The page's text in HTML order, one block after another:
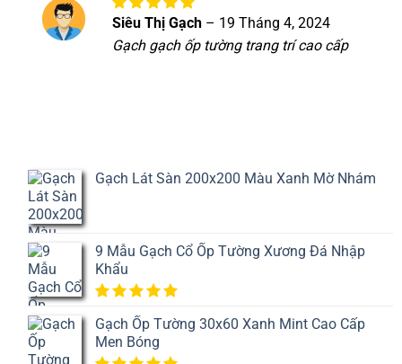
Được xếp
hạng
5
sao
Siêu Thị Gạch – 19 Tháng 4, 2024
Gạch gạch ốp tường trang trí cao cấp
Gạch Lát Sàn 200x200 Màu Xanh Mờ Nhám
9 Mẫu Gạch Cổ Ốp Tường Xương Đá Nhập
Khẩu
trên
5 dựa
trênđánh
giá
Gạch Ốp Tường 30x60 Xanh Mint Cao Cấp
Men Bóng